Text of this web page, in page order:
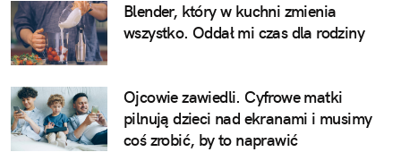
Blender, który w kuchni zmienia
wszystko. Oddał mi czas dla rodziny
Ojcowie zawiedli. Cyfrowe matki
pilnują dzieci nad ekranami i musimy
coś zrobić, by to naprawić